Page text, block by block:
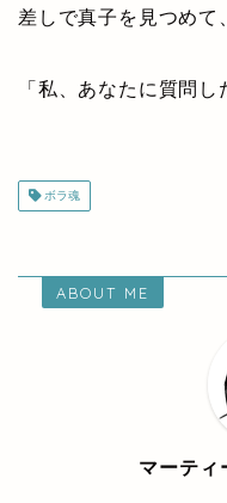
差しで真子を見つめて
「私、あなたに質問し
ボラ魂
ABOUT ME
マーティ